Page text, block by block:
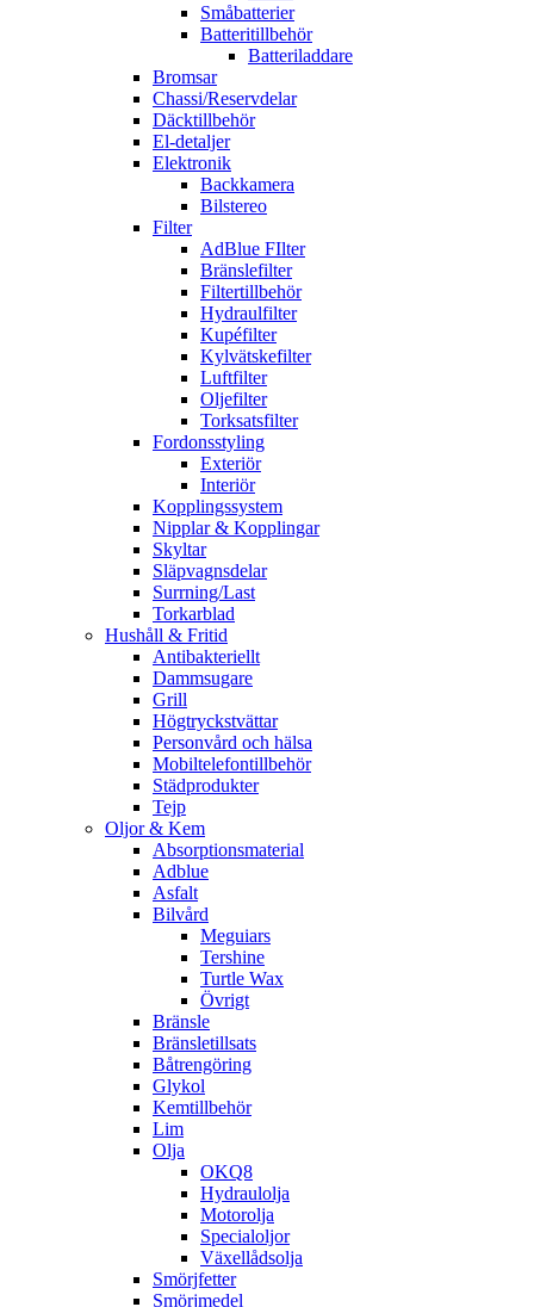
Småbatterier
Batteritillbehör
Batteriladdare
Bromsar
Chassi/Reservdelar
Däcktillbehör
El-detaljer
Elektronik
Backkamera
Bilstereo
Filter
AdBlue FIlter
Bränslefilter
Filtertillbehör
Hydraulfilter
Kupéfilter
Kylvätskefilter
Luftfilter
Oljefilter
Torksatsfilter
Fordonsstyling
Exteriör
Interiör
Kopplingssystem
Nipplar & Kopplingar
Skyltar
Släpvagnsdelar
Surrning/Last
Torkarblad
Hushåll & Fritid
Antibakteriellt​
Dammsugare
Grill
Högtryckstvättar
Personvård och hälsa
Mobiltelefontillbehör
Städprodukter
Tejp
Oljor & Kem
Absorptionsmaterial
Adblue
Asfalt
Bilvård
Meguiars
Tershine
Turtle Wax
Övrigt
Bränsle
Bränsletillsats
Båtrengöring
Glykol
Kemtillbehör
Lim
Olja
OKQ8
Hydraulolja
Motorolja
Specialoljor
Växellådsolja
Smörjfetter
Smörjmedel